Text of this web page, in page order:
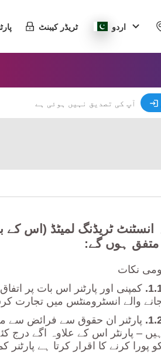
ٹریڈر کیبنٹ اردو
آپ کی تصدیق نہیں ہوئی ہے